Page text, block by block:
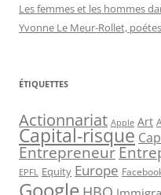
Les femmes et les hommes
Yvonne Le Meur-Rollet,
ÉTIQUETTES
Actionnariat Apple Art
Capital-risque
Entrepreneur
EPFL Equity Europe